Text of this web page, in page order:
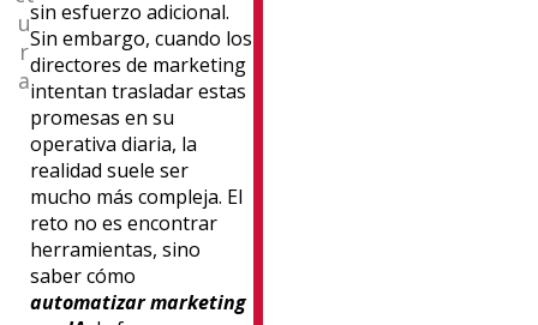
u
r
a
sin esfuerzo adicional.
Sin embargo, cuando los
directores de marketing
intentan trasladarestas
promesas en su
operativa diaria, la
realidad suele ser
mucho más compleja. El
reto no es encontrar
herramientas, sino
saber cómo
automatizar marketing